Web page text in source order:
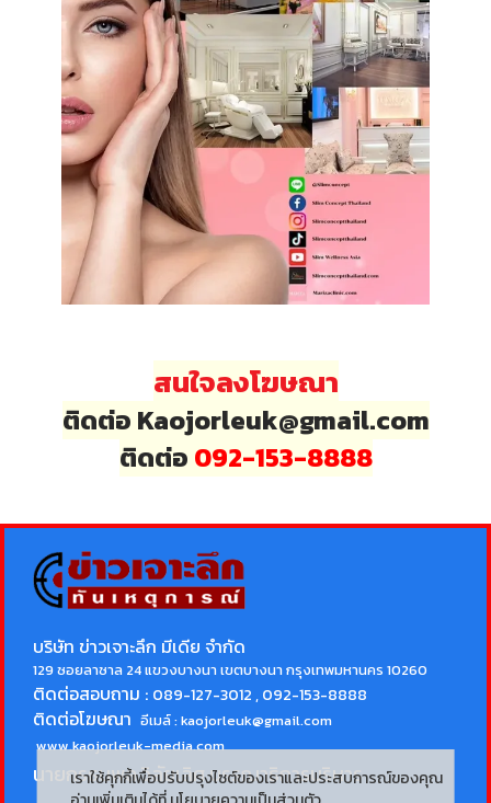
สนใจลงโฆษณา
ติดต่อ Kaojorleuk@gmail.com
ติดต่อ 092-153-8888
บริษัท ข่าวเจาะลึก มีเดีย จำกัด
129 ซอยลาซาล 24 แขวงบางนา เขตบางนา กรุงเทพมหานคร 10260
ติดต่อสอบถาม : 089-127-3012 , 092-153-8888
ติดต่อโฆษณา อีเมล์ :kaojorleuk@gmail.com
www.kaojorleuk-media.com
นายกรธนพล วิลัยเลิศบรรณาธิการบริหาร
เราใช้คุกกี้เพื่อปรับปรุงไซต์ของเราและประสบการณ์ของคุณ